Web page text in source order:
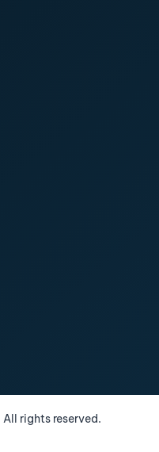
rights reserved.